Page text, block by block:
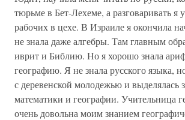
тюрьме в Бет-Лехеме, а разговаривать я
рабочих в цехе. В Израиле я окончила
не знала даже алгебры. Там главным
иврит и Библию. Но я хорошо знала
географию. Я не знала русского языка,
с деревенской молодежью и выделялась
математики и географии. Учительница
очень довольна моим знанием